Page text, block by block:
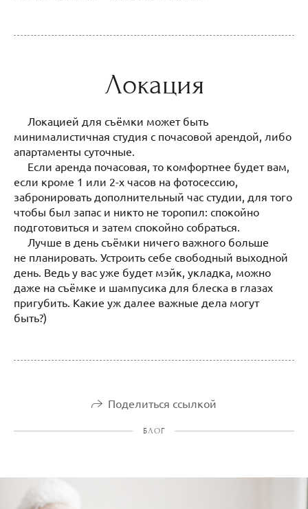
Локация
Локацией для съёмки может быть
минималистичная студия с почасовой арендой, либо
апартаменты суточные.
Если аренда почасовая, то комфортнее будет вам,
если кроме 1 или 2-х часов на фотосессию,
забронировать дополнительный час студии, для того
чтобы был запас и никто не торопил: спокойно
подготовиться и затем спокойно собраться.
Лучше в день съёмки ничего важного больше
не планировать. Устроить себе свободный выходной
день. Ведь у вас уже будет мэйк, укладка, можно
даже на съёмке и шампусика для блеска в глазах
пригубить. Какие уж далее важные дела могут
быть?)
Поделиться ссылкой
БЛОГ